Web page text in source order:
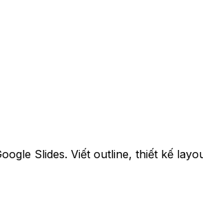
Slides. Viết outline, thiết kế